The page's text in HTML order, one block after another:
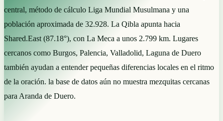
central, método de cálculo Liga Mundial Musulmana y una
población aproximada de 32.928. La Qibla apunta hacia
Shared.East (87.18°), con La Meca a unos 2.799 km. Lugares
cercanos como Burgos, Palencia, Valladolid, Laguna de Duero
también ayudan a entender pequeñas diferencias locales en el ritmo
de la oración. la base de datos aún no muestra mezquitas cercanas
para Aranda de Duero.